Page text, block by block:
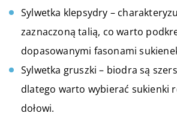
Sylwetka klepsydry –
zaznaczoną talią, co warto
dopasowanymi fasonami
Sylwetka gruszki – biodra są
dlatego warto wybierać sukienki
dołowi.